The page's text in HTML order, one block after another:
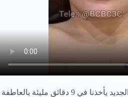
فيلم هدير عبدالرازق المنتشر الجديد يأخذنا في 9 دقائق مليئة بالعاطفة